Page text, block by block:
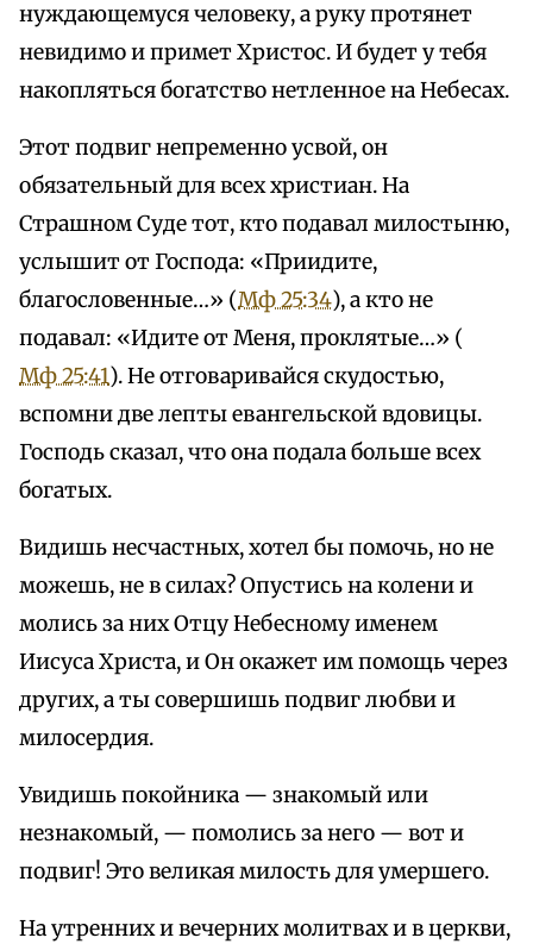
нуждающемуся человеку, а руку протянет
невидимо и примет Христос. И будет у тебя
накопляться богатство нетленное на Небесах.
Этот подвиг непременно усвой, он
обязательный для всех христиан. На
Страшном Суде тот, кто подавал милостыню,
услышит от Господа: «Приидите,
благословенные…» (Мф 25:34), а кто не
подавал: «Идите от Меня, проклятые…» (
Мф 25:41). Не отговаривайся скудостью,
вспомни две лепты евангельской вдовицы.
Господь сказал, что она подала больше всех
богатых.
Видишь несчастных, хотел бы помочь, но не
можешь, не в силах? Опустись на колени и
молись за них Отцу Небесному именем
Иисуса Христа, и Он окажет им помощь через
других, а ты совершишь подвиг любви и
милосердия.
Увидишь покойника — знакомый или
незнакомый, — помолись за него — вот и
подвиг! Это великая милость для умершего.
На утренних и вечерних молитвах и в церкви,